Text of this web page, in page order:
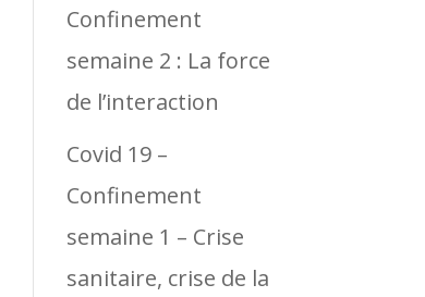
Confinement
semaine 2 : La force
de l’interaction
Covid 19 –
Confinement
semaine 1 – Crise
sanitaire, crise de la